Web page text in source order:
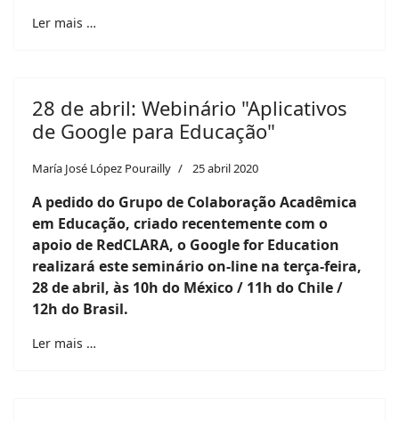
Ler mais …
28 de abril: Webinário "Aplicativos
de Google para Educação"
María José López Pourailly 25 abril 2020
A pedido do Grupo de Colaboração Acadêmica
em Educação, criado recentemente com o
apoio de RedCLARA, o Google for Education
realizará este seminário on-line na terça-feira,
28 de abril, às 10h do México / 11h do Chile /
12h do Brasil.
Ler mais …